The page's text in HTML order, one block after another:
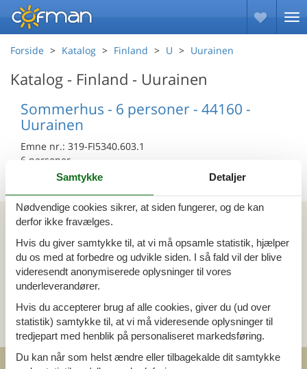
Forside Katalog Finland U Uurainen
Katalog - Finland - Uurainen
Sommerhus - 6 personer - 44160 -
Uurainen
Emne nr.: 319-FI5340.603.1
6 personer
Kan vi hjælpe?
Ring (+45) 7877 0427
Man. - fre. 10.00-16.00
Send en e-mail
og få et hurtigt svar, alle dage
Samtykke Detaljer
Nødvendige cookies sikrer, at siden fungerer, og de kan
derfor ikke fravælges.
Hvis du giver samtykke til, at vi må opsamle statistik, hjælper
du os med at forbedre og udvikle siden. I så fald vil der blive
videresendt anonymiserede oplysninger til vores
underleverandører.
Hvis du accepterer brug af alle cookies, giver du (ud over
statistik) samtykke til, at vi må videresende oplysninger til
tredjepart med henblik på personaliseret markedsføring.
Du kan når som helst ændre eller tilbagekalde dit samtykke